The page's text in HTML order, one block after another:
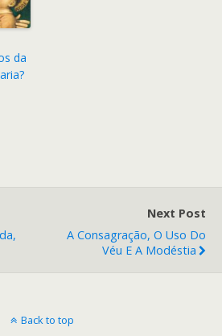
da
Next Post
A Consagração, O Uso Do
Véu E A Modéstia
Back to top